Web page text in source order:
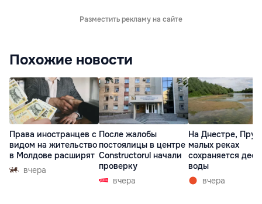
Разместить рекламу на сайте
Похожие новости
Права иностранцев с
видом на жительство
в Молдове расширят
вчера
После жалобы
постоялицы в центре
Constructorul начали
проверку
вчера
На Днестре,
малых реках
сохраняется
воды
вчера